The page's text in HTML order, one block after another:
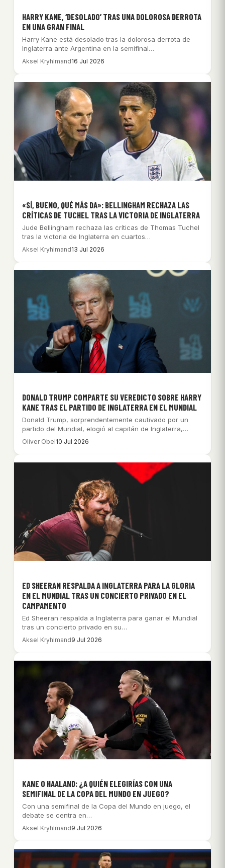
HARRY KANE, ‘DESOLADO’ TRAS UNA DOLOROSA DERROTA
EN UNA GRAN FINAL
Harry Kane está desolado tras la dolorosa derrota de
Inglaterra ante Argentina en la semifinal…
Aksel Kryhlmand16 Jul 2026
«SÍ, BUENO, QUÉ MÁS DA»: BELLINGHAM RECHAZA LAS
CRÍTICAS DE TUCHEL TRAS LA VICTORIA DE INGLATERRA
Jude Bellingham rechaza las críticas de Thomas Tuchel
tras la victoria de Inglaterra en cuartos…
Aksel Kryhlmand13 Jul 2026
DONALD TRUMP COMPARTE SU VEREDICTO SOBRE HARRY
KANE TRAS EL PARTIDO DE INGLATERRA EN EL MUNDIAL
Donald Trump, sorprendentemente cautivado por un
partido del Mundial, elogió al capitán de Inglaterra,
Harry…
Oliver Obel10 Jul 2026
ED SHEERAN RESPALDA A INGLATERRA PARA LA GLORIA
EN EL MUNDIAL TRAS UN CONCIERTO PRIVADO EN EL
CAMPAMENTO
Ed Sheeran respalda a Inglaterra para ganar el Mundial
tras un concierto privado en su…
Aksel Kryhlmand9 Jul 2026
KANE O HAALAND: ¿A QUIÉN ELEGIRÍAS CON UNA
SEMIFINAL DE LA COPA DEL MUNDO EN JUEGO?
Con una semifinal de la Copa del Mundo en juego, el
debate se centra en…
Aksel Kryhlmand9 Jul 2026